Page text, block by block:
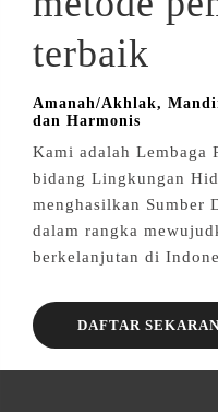
terbaik
Amanah/Akhlak,
dan Harmonis
Kami adalah Lembaga
bidang Lingkungan
menghasilkan Sumber
dalam rangka
berkelanjutan di
DAFTAR